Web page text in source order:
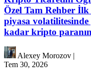
Özel Tam Rehber İlk
piyasa
kadar kripto
Alexey Morozov |
Tem 30, 2026